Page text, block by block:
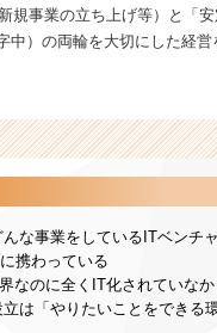
活
サ
チ
キ
ア
（C
h
規事業の立ち上げ等）と「
中）の両輪を大切にした経
な事業をしているITベンチ
携わっている
なのに全くIT化されていなか
は「やりたいことをできる